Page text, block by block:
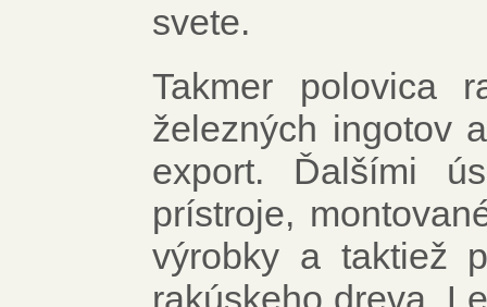
svete.
Takmer polovica
železných ingotov
export. Ďalšími
prístroje,
výrobky a taktiež
rakúskeho dreva.